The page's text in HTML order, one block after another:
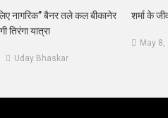
लिए नागरिक” बैनर तले कल बीकानेर
तिरंगा यात्रा
Uday Bhaskar
शर्मा के
May 8,